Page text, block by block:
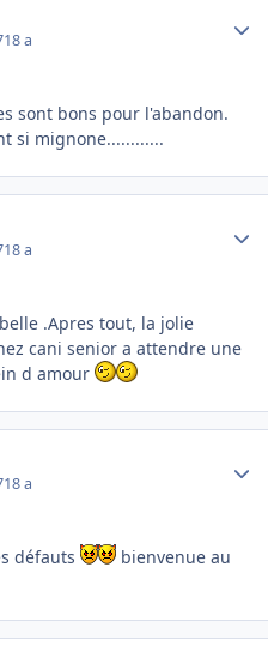
18 a
sont bons pour l'abandon.
si mignone............
18 a
.Apres tout, la jolie
cani senior a attendre une
d amour
18 a
défauts
bienvenue au